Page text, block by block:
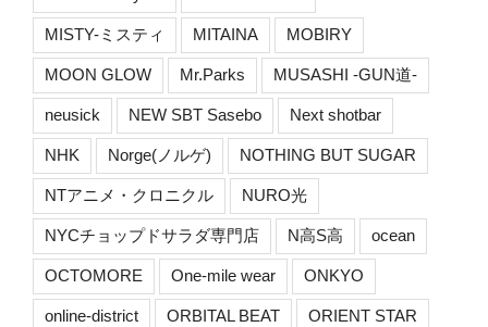
MISTY-ミスティ MITAINA MOBIRY
MOON GLOW Mr.Parks MUSASHI -GUN道-
neusick NEW SBT Sasebo Next shotbar
NHK Norge(ノルゲ) NOTHING BUT SUGAR
NTアニメ・クロニクル NURO光
NYCチョップドサラダ専門店 N高S高 ocean
OCTOMORE One-mile wear ONKYO
online-district ORBITAL BEAT ORIENT STAR